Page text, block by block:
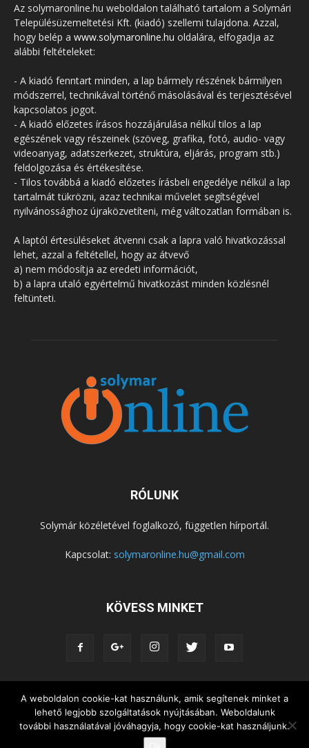
Az solymaronline.hu weboldalon található tartalom a Solymári
Településüzemeltetési Kft. (kiadó) szellemi tulajdona. Azzal,
hogy belép a www.solymaronline.hu oldalára, elfogadja az
alábbi feltételeket:
- A kiadó fenntart minden, a lap bármely részének bármilyen
módszerrel, technikával történő másolásával és terjesztésével
kapcsolatos jogot.
- A kiadó előzetes írásos hozzájárulása nélkül tilos a lap
egészének vagy részeinek (szöveg, grafika, fotó, audio- vagy
videoanyag, adatszerkezet, struktúra, eljárás, program stb.)
feldolgozása és értékesítése.
- Tilos továbbá a kiadó előzetes írásbeli engedélye nélkül a lap
tartalmát tükrözni, azaz technikai művelet segítségével
nyilvánossághoz újraközvetíteni, még változatlan formában is.
A laptól értesüléseket átvenni csak a lapra való hivatkozással
lehet, azzal a feltétellel, hogy az átvevő
a) nem módosítja az eredeti információt,
b) a lapra utaló egyértelmű hivatkozást minden közlésnél
feltünteti.
RÓLUNK
Solymár közéletével foglalkozó, független hírportál.
Kapcsolat: solymaronline.hu@gmail.com
KÖVESS MINKET
KÖZÉLET KÖZÖSSÉGEK
SZABADIDŐ
NEMZETISÉG, HELYTÖRTÉNET
RIPORTOK
KÖZÉRDEKŰ INFORMÁCIÓK
A weboldalon cookie-kat használunk, amik segítenek minket a
lehető legjobb szolgáltatások nyújtásában. Weboldalunk
további használatával jóváhagyja, hogy cookie-kat használjunk.